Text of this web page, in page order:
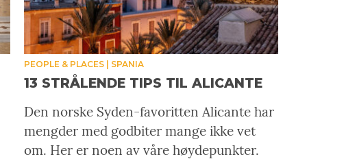
PEOPLE & PLACES SPANIA
13 STRÅLENDE TIPS TIL ALICANTE
Den norske Syden-favoritten Alicante har
mengder med godbiter mange ikke vet
om. Her er noen av våre høydepunkter.